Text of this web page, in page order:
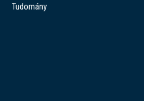
Tudomány